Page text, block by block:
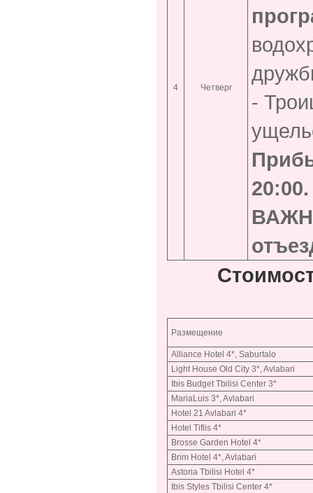
4 Четверг
-
Размещение
Alliance Hotel 4*, Saburtalo
Light House Old City 3*, Avlabari
Ibis Budget Tbilisi Center 3*
MariaLuis 3*, Avlabari
Hotel 21 Avlabari 4*
Hotel Tiflis 4*
Brosse Garden Hotel 4*
Brim Hotel 4*, Avlabari
Astoria Tbilisi Hotel 4*
Ibis Styles Tbilisi Center 4*